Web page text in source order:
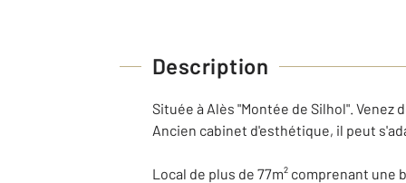
Description
Située à Alès "Montée de Silhol".
Ancien cabinet d'esthétique, il peut
Local de plus de 77m² comprenant